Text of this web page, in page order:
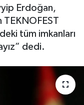
Erdoğan,
TEKNOFEST
tüm imkanları
dedi.